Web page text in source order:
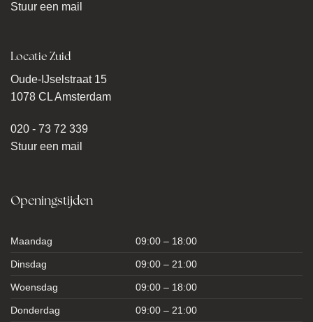
Stuur een mail
Locatie Zuid
Oude-IJselstraat 15
1078 CL Amsterdam
020 - 73 72 339
Stuur een mail
Openingstijden
Maandag 09:00 – 18:00
Dinsdag 09:00 – 21:00
Woensdag 09:00 – 18:00
Donderdag 09:00 – 21:00